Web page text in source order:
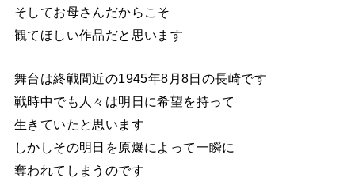
そしてお母さんだからこそ
観てほしい作品だと思います
舞台は終戦間近の1945年8月8日の長崎です
戦時中でも人々は明日に希望を持って
生きていたと思います
しかしその明日を原爆によって一瞬に
奪われてしまうのです